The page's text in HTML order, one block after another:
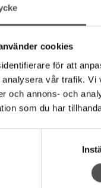
cookies
för att
vår trafik. Vi
och annons- och
som du har
Create